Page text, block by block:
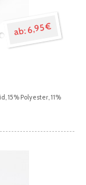
6,95 €
15% Polyester, 11%